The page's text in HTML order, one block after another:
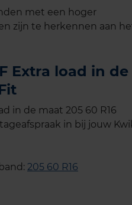
met een hoger
zijn te herkennen aan
Extra load in de
in de maat 205 60 R16
in bij jouw
205 60 R16